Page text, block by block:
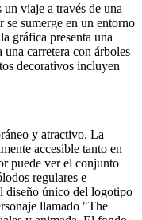
viaje a través de una
se sumerge en un entorno
gráfica presenta una
carretera con árboles
decorativos incluyen
y atractivo. La
accesible tanto en
puede ver el conjunto
regulares e
diseño único del logotipo
llamado "The